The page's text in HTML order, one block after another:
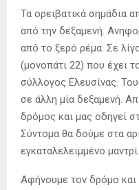
Τα ορειβατικά σημάδια
από την δεξαμενή.
από το ξερό ρέμα. Σε
(μονοπάτι 22) που έχει
σύλλογος Ελευσίνας.
σε άλλη μία δεξαμενή.
δρόμος και μας οδηγεί
Σύντομα θα δούμε στα
εγκαταλελειμμένο μαντρί.
Αφήνουμε τον δρόμο και